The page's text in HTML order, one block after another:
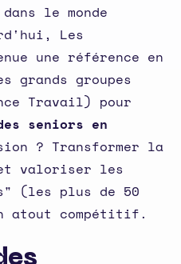
le monde
Les
une référence en
grands groupes
Travail) pour
seniors en
? Transformer la
valoriser les
(les plus de 50
atout compétitif.